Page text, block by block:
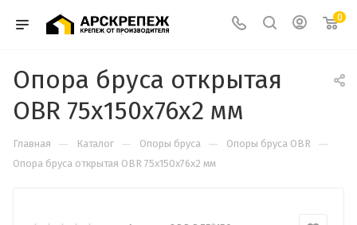
0
Опора бруса открытая
OBR 75х150х76х2 мм
Главная — Каталог — Опоры бруса — Опоры бруса OBR —
Опора бруса открытая OBR 75х150х76х2 мм